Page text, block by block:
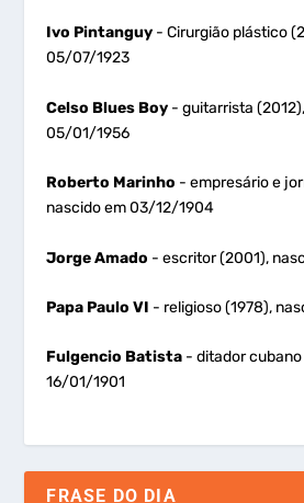
Ivo Pintanguy - Cirurgião plástico
05/07/1923
Celso Blues Boy - guitarrista
05/01/1956
Roberto Marinho - empresário e
nascido em 03/12/1904
Jorge Amado - escritor (2001),
Papa Paulo VI - religioso (1978),
Fulgencio Batista - ditador cubano
16/01/1901
FRASE DO DIA